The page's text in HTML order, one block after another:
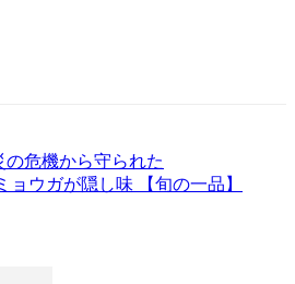
危機から守られた
ョウガが隠し味 【旬の一品】